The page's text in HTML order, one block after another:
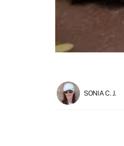
SONIA C. J.